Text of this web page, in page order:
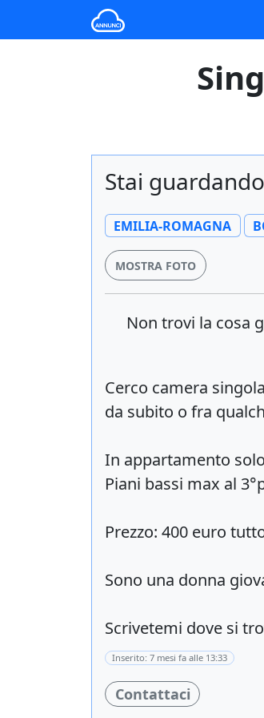
Stai
EMILIA-ROMAGNA
MOSTRA FOTO
Non trovi la cosa
Cerco camera
da subito o fra
In appartamento
Piani bassi max al
Prezzo: 400 euro
Sono una donna
Scrivetemi dove si
Inserito: 7 mesi fa alle 13:33
Contattaci